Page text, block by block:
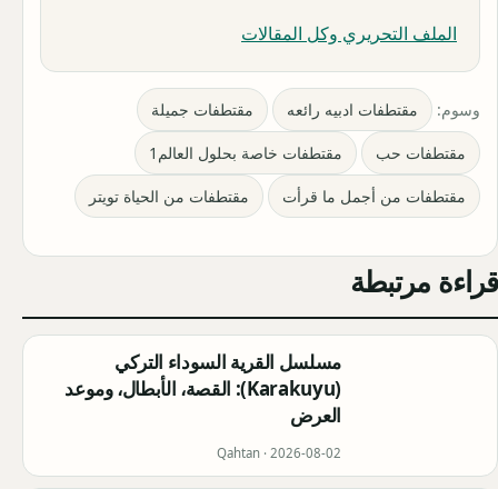
الملف التحريري وكل المقالات
وسوم: مقتطفات ادبيه رائعه مقتطفات جميلة
مقتطفات حب مقتطفات خاصة بحلول العالم1
مقتطفات من أجمل ما قرأت مقتطفات من الحياة تويتر
قراءة مرتبطة
مسلسل القرية السوداء التركي
(Karakuyu): القصة، الأبطال، وموعد
العرض
Qahtan · 2026-08-02